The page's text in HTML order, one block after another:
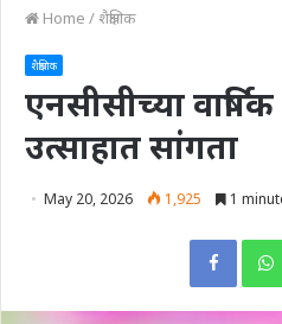
Home /शैक्षणिक
शैक्षणिक
एनसीसीच्या
उत्साहात सांगता
May 20, 2026 1,925 1